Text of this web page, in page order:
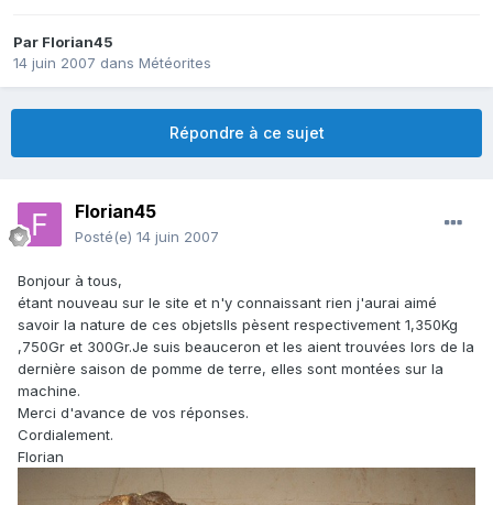
Par Florian45
14 juin 2007 dans Météorites
Répondre à ce sujet
Florian45
Posté(e) 14 juin 2007
Bonjour à tous,
étant nouveau sur le site et n'y connaissant rien j'aurai aimé
savoir la nature de ces objetsIls pèsent respectivement 1,350Kg
,750Gr et 300Gr.Je suis beauceron et les aient trouvées lors de la
dernière saison de pomme de terre, elles sont montées sur la
machine.
Merci d'avance de vos réponses.
Cordialement.
Florian